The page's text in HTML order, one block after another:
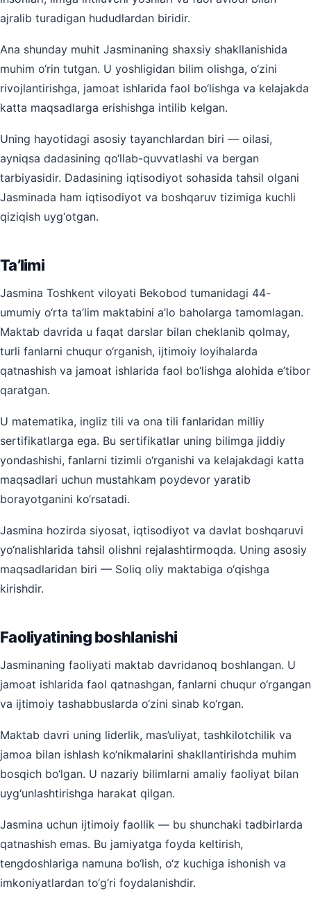
ajralib turadigan hududlardan biridir.
Ana shunday muhit Jasminaning shaxsiy shakllanishida
muhim o‘rin tutgan. U yoshligidan bilim olishga, o‘zini
rivojlantirishga, jamoat ishlarida faol bo‘lishga va kelajakda
katta maqsadlarga erishishga intilib kelgan.
Uning hayotidagi asosiy tayanchlardan biri — oilasi,
ayniqsa dadasining qo‘llab-quvvatlashi va bergan
tarbiyasidir. Dadasining iqtisodiyot sohasida tahsil olgani
Jasminada ham iqtisodiyot va boshqaruv tizimiga kuchli
qiziqish uyg‘otgan.
Ta’limi
Jasmina Toshkent viloyati Bekobod tumanidagi 44-
umumiy o‘rta ta’lim maktabini a’lo baholarga tamomlagan.
Maktab davrida u faqat darslar bilan cheklanib qolmay,
turli fanlarni chuqur o‘rganish, ijtimoiy loyihalarda
qatnashish va jamoat ishlarida faol bo‘lishga alohida e’tibor
qaratgan.
U matematika, ingliz tili va ona tili fanlaridan milliy
sertifikatlarga ega. Bu sertifikatlar uning bilimga jiddiy
yondashishi, fanlarni tizimli o‘rganishi va kelajakdagi katta
maqsadlari uchun mustahkam poydevor yaratib
borayotganini ko‘rsatadi.
Jasmina hozirda siyosat, iqtisodiyot va davlat boshqaruvi
yo‘nalishlarida tahsil olishni rejalashtirmoqda. Uning asosiy
maqsadlaridan biri — Soliq oliy maktabiga o‘qishga
kirishdir.
Faoliyatining boshlanishi
Jasminaning faoliyati maktab davridanoq boshlangan. U
jamoat ishlarida faol qatnashgan, fanlarni chuqur o‘rgangan
va ijtimoiy tashabbuslarda o‘zini sinab ko‘rgan.
Maktab davri uning liderlik, mas’uliyat, tashkilotchilik va
jamoa bilan ishlash ko‘nikmalarini shakllantirishda muhim
bosqich bo‘lgan. U nazariy bilimlarni amaliy faoliyat bilan
uyg‘unlashtirishga harakat qilgan.
Jasmina uchun ijtimoiy faollik — bu shunchaki tadbirlarda
qatnashish emas. Bu jamiyatga foyda keltirish,
tengdoshlariga namuna bo‘lish, o‘z kuchiga ishonish va
imkoniyatlardan to‘g‘ri foydalanishdir.